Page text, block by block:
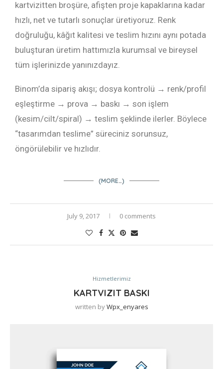
kartvizitten broşüre, afişten proje kapaklarına kadar
hızlı, net ve tutarlı sonuçlar üretiyoruz. Renk
doğruluğu, kâğıt kalitesi ve teslim hızını aynı potada
buluşturan üretim hattımızla kurumsal ve bireysel
tüm işlerinizde yanınızdayız.
Binom’da sipariş akışı; dosya kontrolü → renk/profil
eşleştirme → prova → baskı → son işlem
(kesim/cilt/spiral) → teslim şeklinde ilerler. Böylece
“tasarımdan teslime” süreciniz sorunsuz,
öngörülebilir ve hızlıdır.
(MORE…)
July 9, 2017 0 comments
Hizmetlerimiz
KARTVIZIT BASKI
written byWpx_enyares